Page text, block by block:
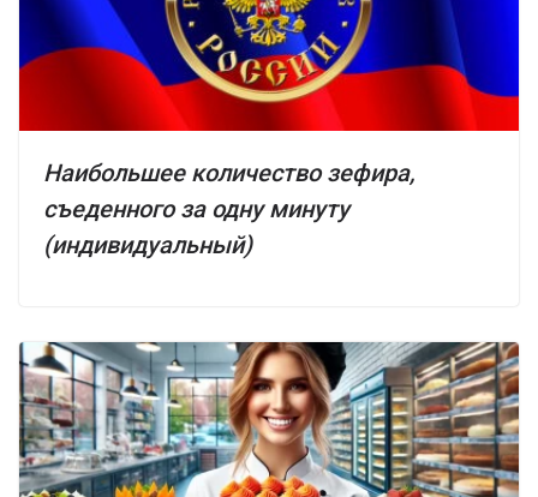
Наибольшее количество зефира,
съеденного за одну минуту
(индивидуальный)